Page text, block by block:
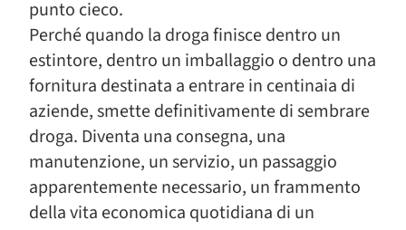
punto cieco.
Perché quando la droga finisce dentro un
estintore, dentro un imballaggio o dentro una
fornitura destinata a entrare in centinaia di
aziende, smette definitivamente di sembrare
droga. Diventa una consegna, una
manutenzione, un servizio, un passaggio
apparentemente necessario, un frammento
della vita economica quotidiana di un